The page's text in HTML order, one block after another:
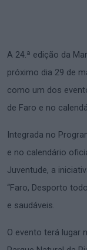
A 24.ª edição da
próximo dia 29 de
como um dos
de Faro e no
Integrada no
e no calendário
Juventude, a
“Faro, Desporto
e saudáveis.
O evento terá lugar